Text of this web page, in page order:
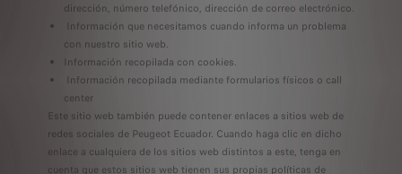
dirección, número telefónico, dirección de correo electrónico.
Información que necesitamos cuando informa un problema
con nuestro sitio web.
Información recopilada con cookies.
Información recopilada mediante formularios físicos o call
center
Este sitio web también puede contener enlaces a sitios web de
redes sociales de Peugeot Ecuador. Cuando haga clic en dicho
enlace a cualquiera de los sitios web distintos a este, tenga en
cuenta que estos sitios web tienen sus propias políticas de